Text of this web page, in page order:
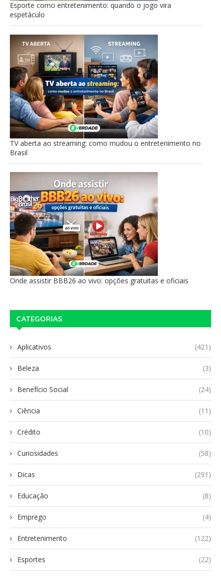
Esporte como entretenimento: quando o jogo vira
espetáculo
TV aberta ao streaming: como mudou o entretenimento no
Brasil
Onde assistir BBB26 ao vivo: opções gratuitas e oficiais
CATEGORIAS
Aplicativos (421)
Beleza (3)
Benefício Social (24)
Ciência (11)
Crédito (10)
Curiosidades (58)
Dicas (291)
Educação (8)
Emprego (4)
Entretenimento (122)
Esportes (22)